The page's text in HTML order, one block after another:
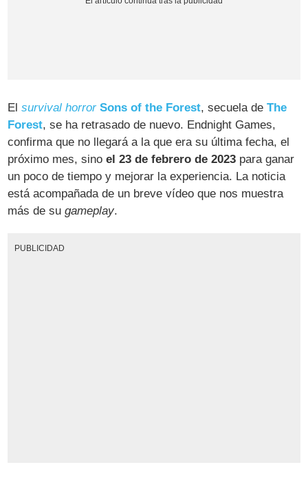
Elsurvival horror Sons of the Forest, secuela deThe
Forest, se ha retrasado de nuevo. Endnight Games,
confirma que no llegará a la que era su última fecha, el
próximo mes, sinoel 23 de febrero de 2023 para ganar
un poco de tiempo y mejorar la experiencia. La noticia
está acompañada de un breve vídeo que nos muestra
más de sugameplay.
PUBLICIDAD